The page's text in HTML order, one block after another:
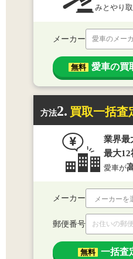
みとやり取
メーカー 愛車のメー
無料 愛車の買
方法2. 買取一括査
業界最
最大12
愛車が
メーカー
郵便番号
無料 一括査